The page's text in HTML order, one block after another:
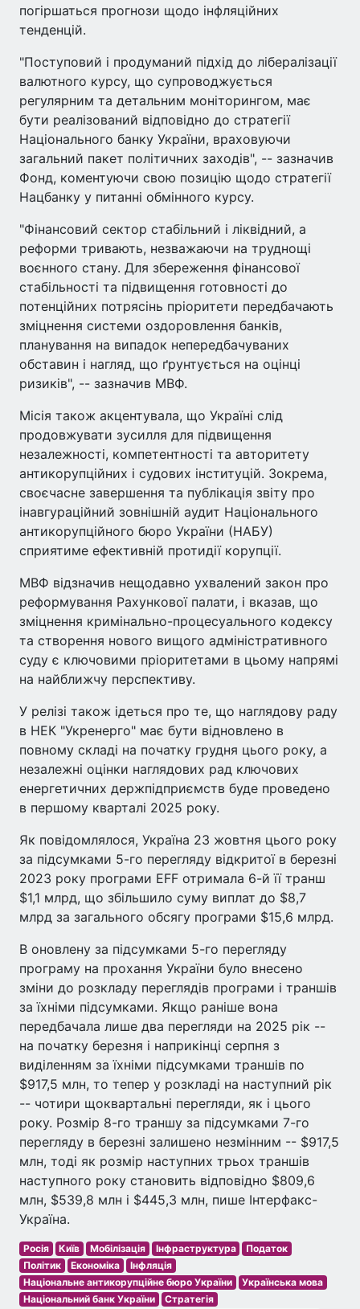
погіршаться прогнози щодо інфляційних
тенденцій.
"Поступовий і продуманий підхід до лібералізації
валютного курсу, що супроводжується
регулярним та детальним моніторингом, має
бути реалізований відповідно до стратегії
Національного банку України, враховуючи
загальний пакет політичних заходів", -- зазначив
Фонд, коментуючи свою позицію щодо стратегії
Нацбанку у питанні обмінного курсу.
"Фінансовий сектор стабільний і ліквідний, а
реформи тривають, незважаючи на труднощі
воєнного стану. Для збереження фінансової
стабільності та підвищення готовності до
потенційних потрясінь пріоритети передбачають
зміцнення системи оздоровлення банків,
планування на випадок непередбачуваних
обставин і нагляд, що ґрунтується на оцінці
ризиків", -- зазначив МВФ.
Місія також акцентувала, що Україні слід
продовжувати зусилля для підвищення
незалежності, компетентності та авторитету
антикорупційних і судових інституцій. Зокрема,
своєчасне завершення та публікація звіту про
інавгураційний зовнішній аудит Національного
антикорупційного бюро України (НАБУ)
сприятиме ефективній протидії корупції.
МВФ відзначив нещодавно ухвалений закон про
реформування Рахункової палати, і вказав, що
зміцнення кримінально-процесуального кодексу
та створення нового вищого адміністративного
суду є ключовими пріоритетами в цьому напрямі
на найближчу перспективу.
У релізі також ідеться про те, що наглядову раду
в НЕК "Укренерго" має бути відновлено в
повному складі на початку грудня цього року, а
незалежні оцінки наглядових рад ключових
енергетичних держпідприємств буде проведено
в першому кварталі 2025 року.
Як повідомлялося, Україна 23 жовтня цього року
за підсумками 5-го перегляду відкритої в березні
2023 року програми EFF отримала 6-й її транш
$1,1 млрд, що збільшило суму виплат до $8,7
млрд за загального обсягу програми $15,6 млрд.
В оновлену за підсумками 5-го перегляду
програму на прохання України було внесено
зміни до розкладу переглядів програми і траншів
за їхніми підсумками. Якщо раніше вона
передбачала лише два перегляди на 2025 рік --
на початку березня і наприкінці серпня з
виділенням за їхніми підсумками траншів по
$917,5 млн, то тепер у розкладі на наступний рік
-- чотири щоквартальні перегляди, як і цього
року. Розмір 8-го траншу за підсумками 7-го
перегляду в березні залишено незмінним -- $917,5
млн, тоді як розмір наступних трьох траншів
наступного року становить відповідно $809,6
млн, $539,8 млн і $445,3 млн, пише Інтерфакс-
Україна.
Росія Київ Мобілізація Інфраструктура
Податок
Політик
Економіка
Інфляція
Національне антикорупційне бюро України
Українська мова
Національний банк України
Стратегія